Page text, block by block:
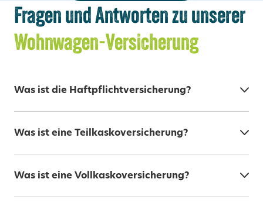
Fragen und Antworten zu unserer
Wohnwagen-Versicherung
Was ist die Haftpflichtversicherung?
Was ist eine Teilkaskoversicherung?
Was ist eine Vollkaskoversicherung?